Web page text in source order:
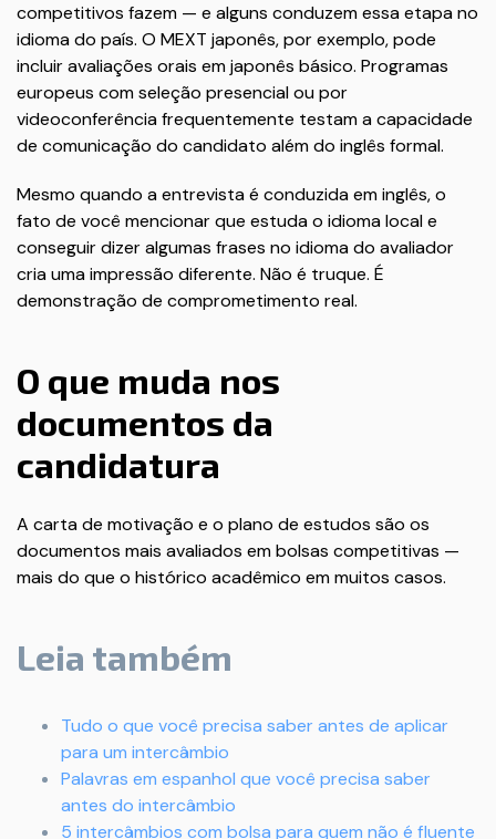
competitivos fazem — e alguns conduzem essa etapa no
idioma do país. O MEXT japonês, por exemplo, pode
incluir avaliações orais em japonês básico. Programas
europeus com seleção presencial ou por
videoconferência frequentemente testam a capacidade
de comunicação do candidato além do inglês formal.
Mesmo quando a entrevista é conduzida em inglês, o
fato de você mencionar que estuda o idioma local e
conseguir dizer algumas frases no idioma do avaliador
cria uma impressão diferente. Não é truque. É
demonstração de comprometimento real.
O que muda nos
documentos da
candidatura
A carta de motivação e o plano de estudos são os
documentos mais avaliados em bolsas competitivas —
mais do que o histórico acadêmico em muitos casos.
Leia também
Tudo o que você precisa saber antes de aplicar
para um intercâmbio
Palavras em espanhol que você precisa saber
antes do intercâmbio
5 intercâmbios com bolsa para quem não é fluente